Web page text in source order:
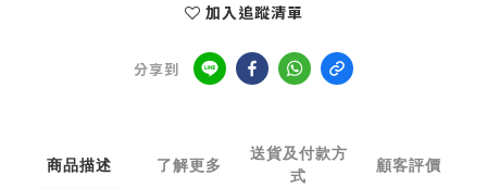
加入追蹤清單
分享到
商品描述 了解更多
送貨及付款方
式
顧客評價